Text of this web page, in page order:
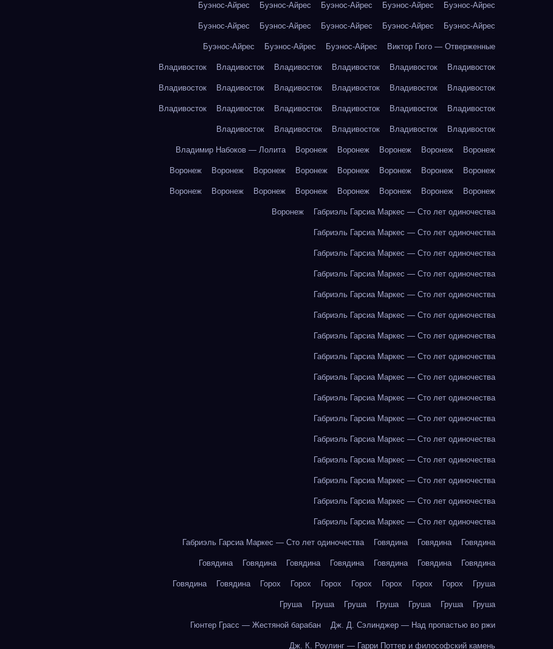
Буэнос-Айрес Буэнос-Айрес Буэнос-Айрес Буэнос-Айрес Буэнос-Айрес
Буэнос-Айрес Буэнос-Айрес Буэнос-Айрес Буэнос-Айрес Буэнос-Айрес
Буэнос-Айрес Буэнос-Айрес Буэнос-Айрес Виктор Гюго — Отверженные
Владивосток Владивосток Владивосток Владивосток Владивосток Владивосток
Владивосток Владивосток Владивосток Владивосток Владивосток Владивосток
Владивосток Владивосток Владивосток Владивосток Владивосток Владивосток
Владивосток Владивосток Владивосток Владивосток Владивосток
Владимир Набоков — Лолита Воронеж Воронеж Воронеж Воронеж Воронеж
Воронеж Воронеж Воронеж Воронеж Воронеж Воронеж Воронеж Воронеж
Воронеж Воронеж Воронеж Воронеж Воронеж Воронеж Воронеж Воронеж
Воронеж Габриэль Гарсиа Маркес — Сто лет одиночества
Габриэль Гарсиа Маркес — Сто лет одиночества
Габриэль Гарсиа Маркес — Сто лет одиночества
Габриэль Гарсиа Маркес — Сто лет одиночества
Габриэль Гарсиа Маркес — Сто лет одиночества
Габриэль Гарсиа Маркес — Сто лет одиночества
Габриэль Гарсиа Маркес — Сто лет одиночества
Габриэль Гарсиа Маркес — Сто лет одиночества
Габриэль Гарсиа Маркес — Сто лет одиночества
Габриэль Гарсиа Маркес — Сто лет одиночества
Габриэль Гарсиа Маркес — Сто лет одиночества
Габриэль Гарсиа Маркес — Сто лет одиночества
Габриэль Гарсиа Маркес — Сто лет одиночества
Габриэль Гарсиа Маркес — Сто лет одиночества
Габриэль Гарсиа Маркес — Сто лет одиночества
Габриэль Гарсиа Маркес — Сто лет одиночества
Габриэль Гарсиа Маркес — Сто лет одиночества Говядина Говядина Говядина
Говядина Говядина Говядина Говядина Говядина Говядина Говядина
Говядина Говядина Горох Горох Горох Горох Горох Горох Горох Груша
Груша Груша Груша Груша Груша Груша Груша
Гюнтер Грасс — Жестяной барабан Дж. Д. Сэлинджер — Над пропастью во ржи
Дж. К. Роулинг — Гарри Поттер и философский камень